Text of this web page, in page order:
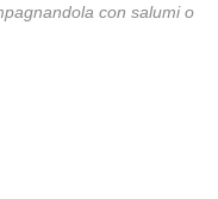
con salumi o